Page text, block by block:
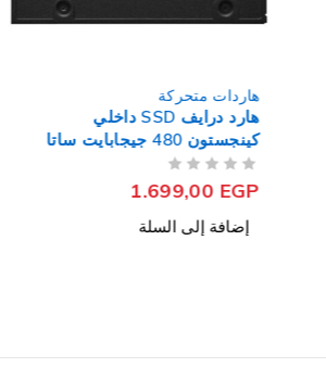
هاردات متحركة
هارد درايف SSD داخلي
كينجستون 480 جيجابايت ساتا
1.699,00
إضافة إلى السلة